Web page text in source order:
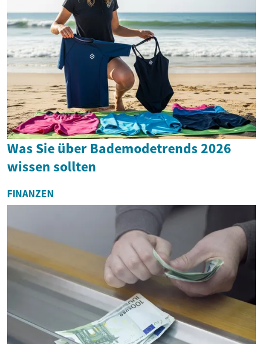
Was Sie über Bademodetrends 2026
wissen sollten
FINANZEN